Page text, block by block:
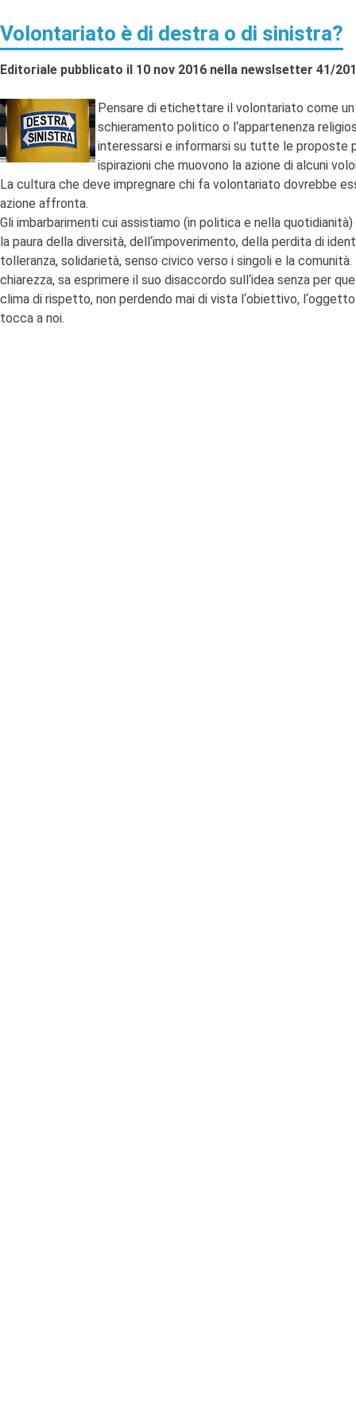
Volontariato è di destra o di sinistra?
Editoriale pubblicato il 10 nov 2016 nella newslsetter 41/
Pensare di etichettare il volontariato come
schieramento politico o l‘appartenenza
interessarsi e informarsi su tutte le proposte
ispirazioni che muovono la azione di alcuni
La cultura che deve impregnare chi fa volontariato dovrebbe
azione affronta.
Gli imbarbarimenti cui assistiamo (in politica e nella
la paura della diversità, dell‘impoverimento, della perdita di
tolleranza, solidarietà, senso civico verso i singoli e la
chiarezza, sa esprimere il suo disaccordo sull‘idea senza per
clima di rispetto, non perdendo mai di vista l‘obiettivo,
tocca a noi.